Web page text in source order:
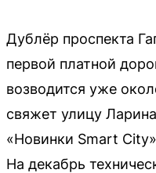
Дублёр проспекта
первой платной
возводится уже
свяжет улицу
«Новинки Smart
На декабрь